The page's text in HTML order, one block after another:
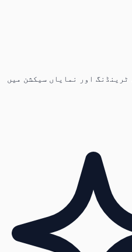
اور نمایاں سیکشن میں